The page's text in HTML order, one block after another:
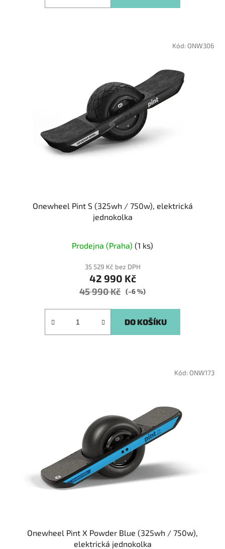
Onewheel Pint S (325wh / 750w), elektrická
jednokolka
hodnocení
produktu
je
5,0
Prodejna (Praha) (1 ks)
35 529 Kč bez DPH
42 990 Kč
45 990 Kč (–6 %)
DO KOŠÍKU
Kód: ONW306
Onewheel Pint X Powder Blue (325wh / 750w),
elektrická jednokolka
Kód: ONW173